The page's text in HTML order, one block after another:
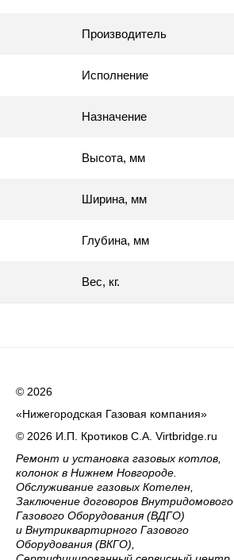
Производитель
Исполнение
Назначение
Высота, мм
Ширина, мм
Глубина, мм
Вес, кг.
© 2026
«Нижегородская Газовая компания»
© 2026 И.П. Кротиков С.А. Virtbridge.ru
Ремонт и установка газовых котлов,
колонок в Нижнем Новгороде.
Обслуживание газовых Котелен,
Заключение договоров Внутридомового
Газового Оборудования (ВДГО)
и Внутриквартирного Газового
Оборудования (ВКГО),